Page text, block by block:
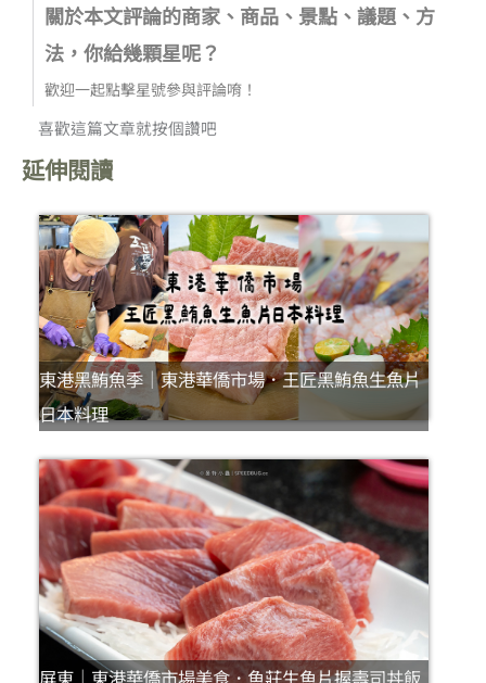
關於本文評論的商家、商品、景點、議題、方
法，你給幾顆星呢？
歡迎一起點擊星號參與評論唷！
喜歡這篇文章就按個讚吧
延伸閱讀
東港黑鮪魚季｜東港華僑市場．王匠黑鮪魚生魚片
日本料理
屏東｜東港華僑市場美食．魚莊生魚片握壽司丼飯